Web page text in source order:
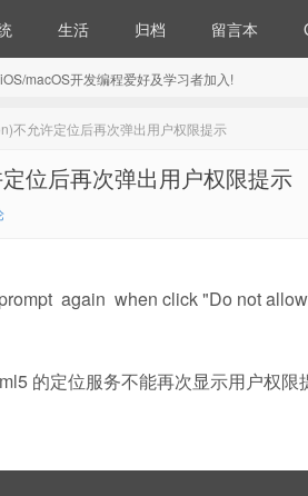
生活 归档 留言本
macOS开发编程爱好及学习者加入!
不允许定位后再次弹出用户权限提示
位后再次弹出用户权限提示
again when click "Do not
的定位服务不能再次显示用户权限